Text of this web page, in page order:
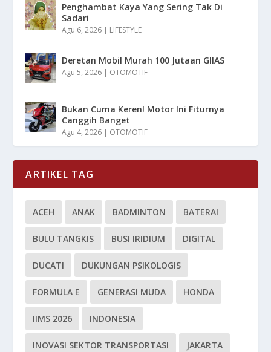
Penghambat Kaya Yang Sering Tak Di
Sadari
Agu 6, 2026 | LIFESTYLE
Deretan Mobil Murah 100 Jutaan GIIAS
Agu 5, 2026 | OTOMOTIF
Bukan Cuma Keren! Motor Ini Fiturnya
Canggih Banget
Agu 4, 2026 | OTOMOTIF
ARTIKEL TAG
ACEH ANAK BADMINTON BATERAI
BULU TANGKIS BUSI IRIDIUM DIGITAL
DUCATI DUKUNGAN PSIKOLOGIS
FORMULA E GENERASI MUDA HONDA
IIMS 2026 INDONESIA
INOVASI SEKTOR TRANSPORTASI JAKARTA